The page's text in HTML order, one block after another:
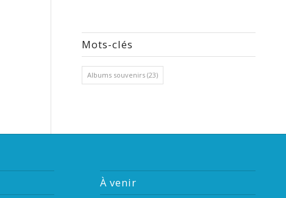
Mots-clés
Albums souvenirs (23)
À venir